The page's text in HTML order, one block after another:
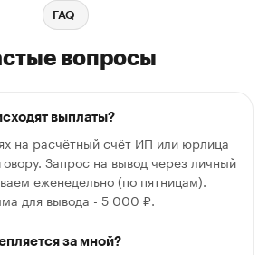
FAQ
вопросы
выплаты?
на расчётный счёт ИП или юрлица
Запрос на вывод через личный
еженедельно (по пятницам).
для вывода - 5 000 ₽.
за мной?